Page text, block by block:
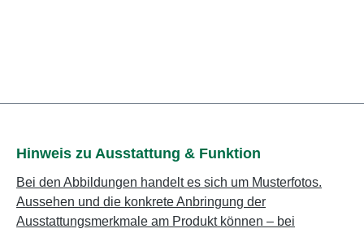
Hinweis zu Ausstattung & Funktion
Bei den Abbildungen handelt es sich um Musterfotos.
Aussehen und die konkrete Anbringung der
Ausstattungsmerkmale am Produkt können – bei